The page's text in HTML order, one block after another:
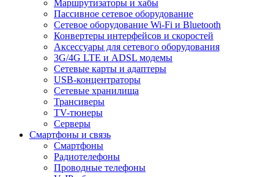
Маршрутизаторы и хабы
Пассивное сетевое оборудование
Сетевое оборудование Wi-Fi и Bluetooth
Конвертеры интерфейсов и скоростей
Аксессуары для сетевого оборудования
3G/4G LTE и ADSL модемы
Сетевые карты и адаптеры
USB-концентраторы
Сетевые хранилища
Трансиверы
TV-тюнеры
Серверы
Смартфоны и связь
Смартфоны
Радиотелефоны
Проводные телефоны